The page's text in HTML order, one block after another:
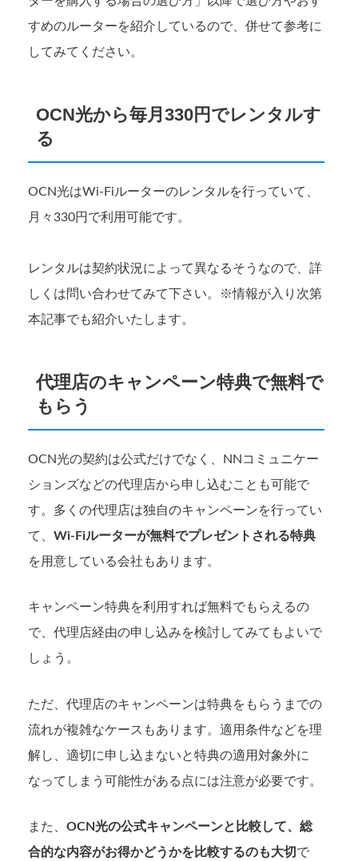
すめのルーターを紹介しているので、併せて参考に
してみてください。
OCN光から毎月330円でレンタルす
る
OCN光はWi-Fiルーターのレンタルを行っていて、
月々330円で利用可能です。
レンタルは契約状況によって異なるそうなので、詳
しくは問い合わせてみて下さい。※情報が入り次第
本記事でも紹介いたします。
代理店のキャンペーン特典で無料で
もらう
OCN光の契約は公式だけでなく、NNコミュニケー
ションズなどの代理店から申し込むことも可能で
す。多くの代理店は独自のキャンペーンを行ってい
て、 Wi-Fiルーターが無料でプレゼントされる特典
を用意している会社もあります。
キャンペーン特典を利用すれば無料でもらえるの
で、代理店経由の申し込みを検討してみてもよいで
しょう。
ただ、代理店のキャンペーンは特典をもらうまでの
流れが複雑なケースもあります。適用条件などを理
解し、適切に申し込まないと特典の適用対象外に
なってしまう可能性がある点には注意が必要です。
また、 OCN光の公式キャンペーンと比較して、総
合的な内容がお得かどうかを比較するのも大切 で